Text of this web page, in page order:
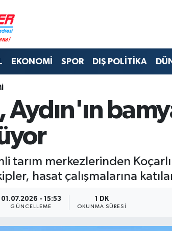
EKONOMİ SPOR DIŞ POLİTİKA
Aydın'ın
tarım merkezlerinden
hasat çalışmalarına
01.07.2026 - 15:53
GÜNCELLEME
1 DK
OKUNMA SÜRESI
Fikstür